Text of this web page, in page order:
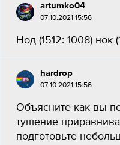
artumko04
07.10.2021 15:56
Нод (1512: 1008) нок
hardrop
07.10.2021 15:56
Объясните как вы
тушение
подготовьте